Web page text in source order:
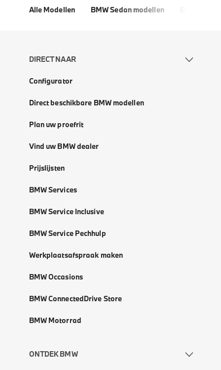
Alle Modellen BMW Sedan modellen
DIRECT NAAR
Configurator
Direct beschikbare BMW modellen
Plan uw proefrit
Vind uw BMW dealer
Prijslijsten
BMW Services
BMW Service Inclusive
BMW Service Pechhulp
Werkplaatsafspraak maken
BMW Occasions
BMW ConnectedDrive Store
BMW Motorrad
ONTDEK BMW